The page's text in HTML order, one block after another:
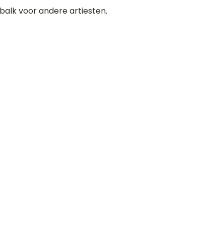
voor andere artiesten.